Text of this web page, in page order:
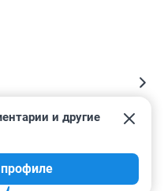
и другие